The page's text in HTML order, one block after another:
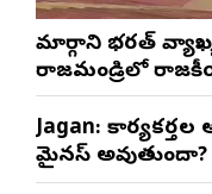
మార్గాని భరత్
రాజమండ్రిలో
Jagan:
మైనస్ అవుతుందా?